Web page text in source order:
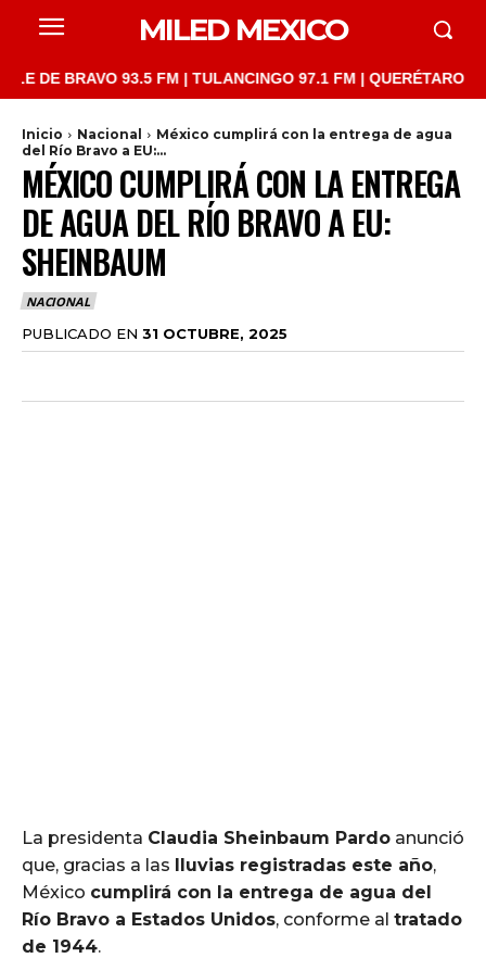
MILED MEXICO
BRAVO 93.5 FM | TULANCINGO 97.1 FM | QUERÉTARO
Inicio Nacional
México cumplirá con la entrega de agua
del Río Bravo a EU:...
MÉXICO CUMPLIRÁ CON LA ENTREGA
DE AGUA DEL RÍO BRAVO A EU:
SHEINBAUM
NACIONAL
PUBLICADO EN 31 OCTUBRE, 2025
La presidenta Claudia Sheinbaum Pardo anunció
que, gracias a las lluvias registradas este año,
México cumplirá con la entrega de agua del
Río Bravo a Estados Unidos, conforme al tratado
de 1944.